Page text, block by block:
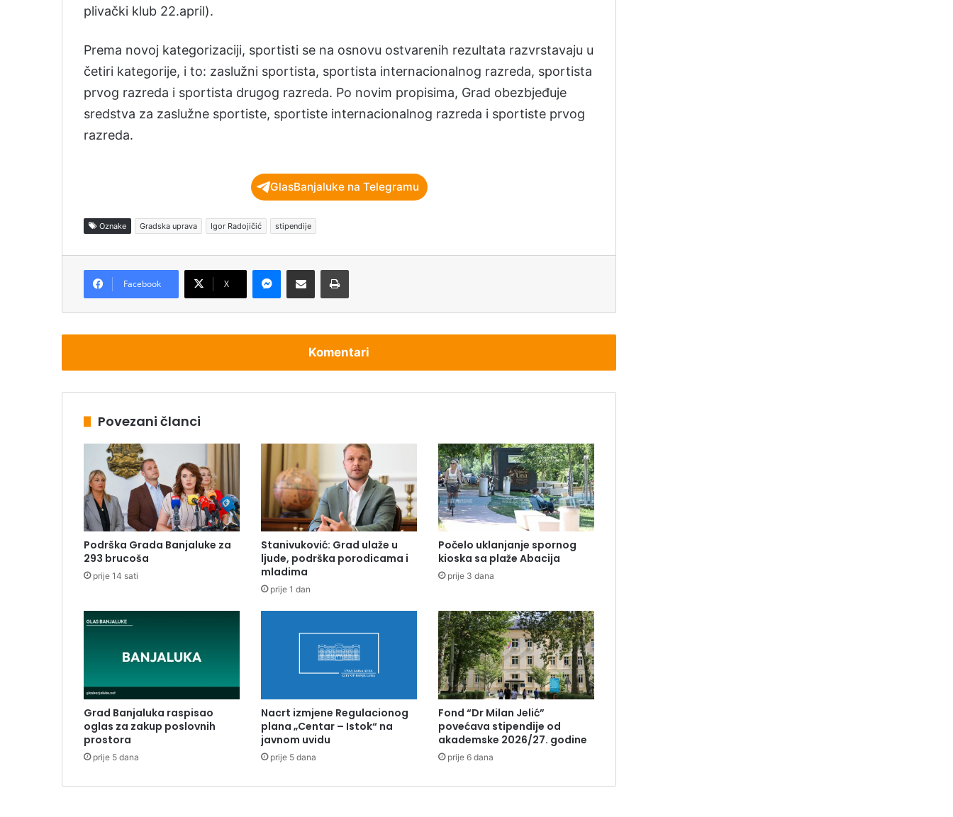
plivački klub 22.april).
Prema novoj kategorizaciji, sportisti se na osnovu ostvarenih rezultata razvrstavaju u
četiri kategorije, i to: zaslužni sportista, sportista internacionalnog razreda, sportista
prvog razreda i sportista drugog razreda. Po novim propisima, Grad obezbjeđuje
sredstva za zaslužne sportiste, sportiste internacionalnog razreda i sportiste prvog
razreda.
GlasBanjaluke na Telegramu
Oznake Gradska uprava Igor Radojičić stipendije
Facebook X
Komentari
Povezani članci
Podrška Grada Banjaluke za
293 brucoša
prije 14 sati
Stanivuković: Grad ulaže u
ljude, podrška porodicama i
mladima
prije 1 dan
Počelo uklanjanje spornog
kioska sa plaže Abacija
prije 3 dana
Grad Banjaluka raspisao
oglas za zakup poslovnih
prostora
prije 5 dana
Nacrt izmjene Regulacionog
plana „Centar – Istok“ na
javnom uvidu
prije 5 dana
Fond “Dr Milan Jelić”
povećava stipendije od
akademske 2026/27. godine
prije 6 dana